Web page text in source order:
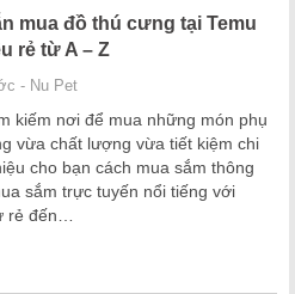
mua đồ thú cưng tại Temu
rẻ từ A – Z
- Nu Pet
kiếm nơi để mua những món phụ
vừa chất lượng vừa tiết kiệm chi
cho bạn cách mua sắm thông
sắm trực tuyến nổi tiếng với
rẻ đến…